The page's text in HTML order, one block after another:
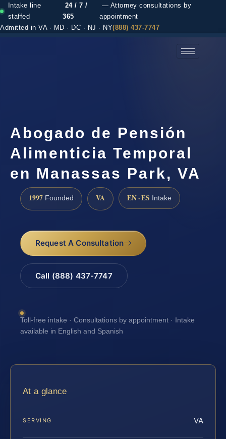
Intake line
staffed
24 / 7 /
365
— Attorney consultations by
appointment
Admitted in VA · MD · DC · NJ · NY(888) 437-7747
Abogado de Pensión
Alimenticia Temporal
en Manassas Park, VA
1997 Founded VA EN · ES Intake
Request A Consultation
Call (888) 437-7747
Toll-free intake · Consultations by appointment · Intake
available in English and Spanish
At a glance
SERVING VA